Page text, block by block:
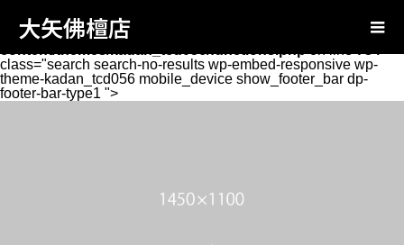
on null in /home/oyabutsudan/oya-
butsudan.com/public_html/wp-
class="search search-no-results wp-embed-responsive wp-
theme-kadan_tcd056 mobile_device show_footer_bar dp-
footer-bar-type1 ">
大矢佛檀店